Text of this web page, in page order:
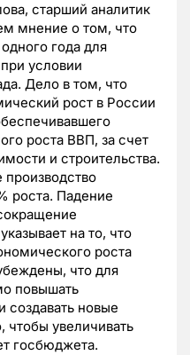
старший аналитик
мнение о том, что
года для
условии
Дело в том, что
рост в России
роста ВВП, за счет
и строительства.
роста. Падение
на то, что
роста
что для
повышать
создавать новые
чтобы увеличивать
госбюджета.